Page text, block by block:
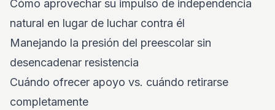
Cómo aprovechar su impulso de independencia
natural en lugar de luchar contra él
Manejando la presión del preescolar sin
desencadenar resistencia
Cuándo ofrecer apoyo vs. cuándo retirarse
completamente